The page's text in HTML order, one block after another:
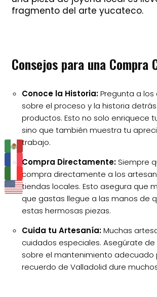
fragmento del arte yucateco.
Consejos para una Compra
Conoce la Historia:Pregunta a
sobre el proceso y la historia
productos. Esto no solo enriquece
sino que también muestra tu
trabajo.
Compra Directamente:Siempre
compra directamente a los
tiendas locales. Esto asegura que
que gastas llegue a las manos de
estas hermosas piezas.
Cuida tu Artesanía:Muchas
cuidados especiales. Asegúrate
sobre el mantenimiento adecuado
recuerdo de Valladolid dure